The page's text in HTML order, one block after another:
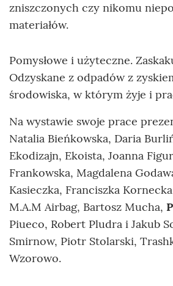
zniszczonych czy nikomu
materiałów.
Pomysłowe i użyteczne.
Odzyskane z odpadów z
środowiska, w którym żyje i
Na wystawie swoje prace
Natalia Bieńkowska, Daria
Ekodizajn, Ekoista, Joanna
Frankowska, Magdalena
Kasieczka, Franciszka
M.A.M Airbag, Bartosz Mucha,
Piueco, Robert Pludra i Jakub
Smirnow, Piotr Stolarski,
Wzorowo.